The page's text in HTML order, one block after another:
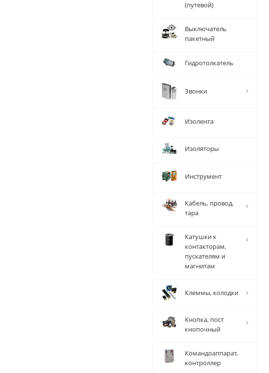
(путевой)
Выключатель
пакетный
Гидротолкатель
Звонки
Изолента
Изоляторы
Инструмент
Кабель, провод,
тара
Катушки к
контакторам,
пускателям и
магнитам
Клеммы, колодки
Кнопка, пост
кнопочный
Командоаппарат,
контроллер